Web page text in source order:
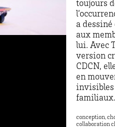
toujours
a dessiné
aux
lui. Avec
version
CDCN,
en
invisibles
familiaux.
conception,
collaboration